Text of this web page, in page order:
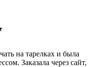
на тарелках и была
Заказала через сайт,